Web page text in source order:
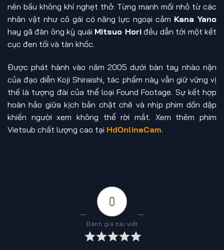
nên bầu không khí nghẹt thở. Từng manh mối nhỏ từ các
nhân vật như cô gái có năng lực ngoại cảm Kana Yano
hay gã đàn ông kỳ quái Mitsuo Horiđều dẫn tới một kết
cục đen tối và tàn khốc.
Được phát hành vào năm 2005 dưới bàn tay nhào nặn
của đạo diễn Koji Shiraishi, tác phẩm này vẫn giữ vững vị
thế là tượng đài của thể loại Found Footage. Sự kết hợp
hoàn hảo giữa kịch bản chặt chẽ và nhịp phim dồn dập
khiến người xem không thể rời mắt. Xem thêm phim
Vietsub chất lượng cao tại HdOnlineCam.
0
Đánh giá bài viết